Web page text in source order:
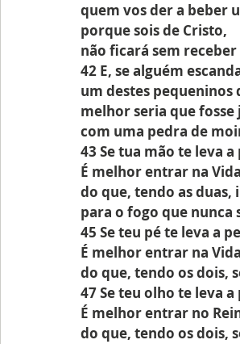
quem vos der a beber
porque sois de Cristo,
não ficará sem
42 E, se alguém
um destes pequeninos
melhor seria que
com uma pedra de
43 Se tua mão te leva
É melhor entrar na
do que, tendo as
para o fogo que nunca
45 Se teu pé te leva a
É melhor entrar na
do que, tendo os dois,
47 Se teu olho te leva
É melhor entrar no
do que, tendo os dois,